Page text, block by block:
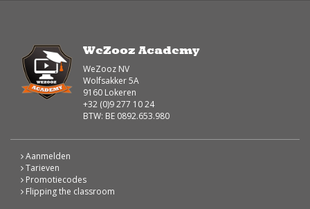
WeZooz Academy
WeZooz NV
Wolfsakker 5A
9160 Lokeren
+32 (0)9 277 10 24
BTW: BE 0892.653.980
Aanmelden
Tarieven
Promotiecodes
Flipping the classroom